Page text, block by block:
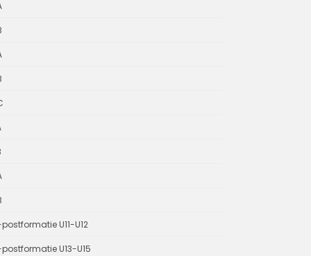
U11-U12
postformatie U13-U15